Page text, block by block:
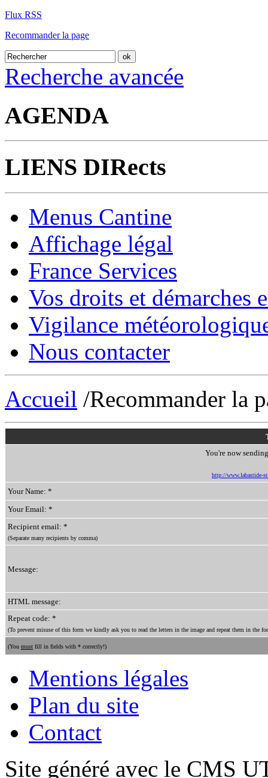
Flux RSS
Recommander la page
Recherche avancée
AGENDA
LIENS DIRects
Menus Cantine
Affichage légal
France Services
Vos droits et démarches
Vigilance
Nous contacter
Accueil /Recommander la
You're now
http://www.labastide-
Your Name: *
Your Email: *
Recipient email: *
(Separate many recipients by comma)
Message:
HTML message:
Repeat code: *
(To prevent misuse of this form we kindly ask you to read the letters in the image and repeat them in the
(You must fill in fields with * correctly!)
Mentions légales
Plan du site
Contact
Site généré avec le CMS